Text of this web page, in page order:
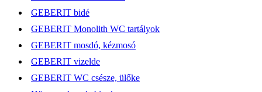
GEBERIT bidé
GEBERIT Monolith WC tartályok
GEBERIT mosdó, kézmosó
GEBERIT vizelde
GEBERIT WC csésze, ülőke